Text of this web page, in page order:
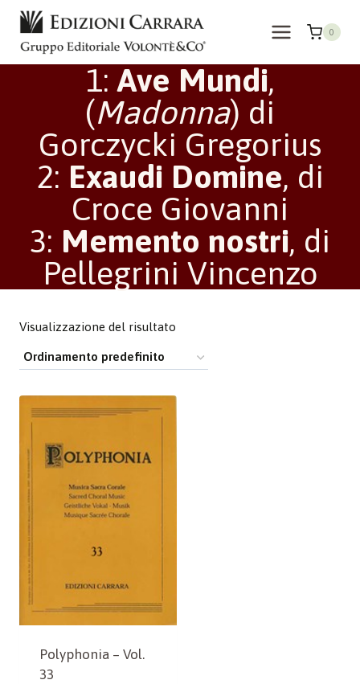
Salta
contenuto
0
1:Ave Mundi,
(Madonna) di
Gorczycki Gregorius
2: Exaudi Domine, di
Croce Giovanni
3: Memento nostri, di
Pellegrini Vincenzo
Visualizzazione del risultato
Polyphonia – Vol.
33